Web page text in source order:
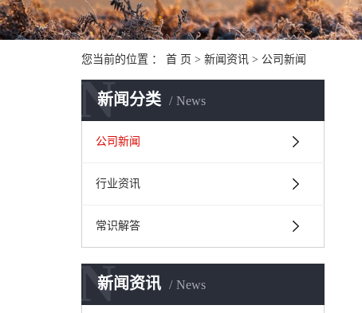
您当前的位置 ： 首 页 > 新闻资讯 > 公司新闻
新闻分类 News
N
公司新闻
行业资讯
常识解答
新闻资讯 News
N